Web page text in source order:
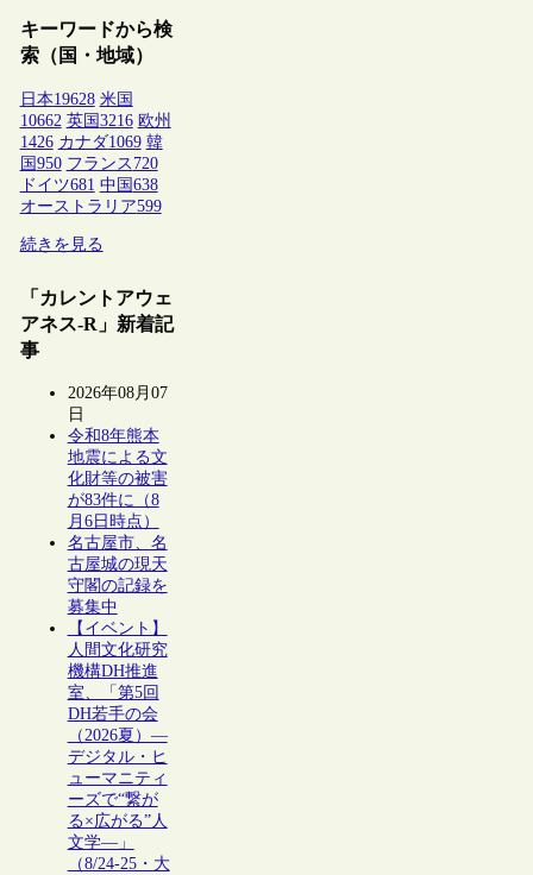
キーワードから検
索（国・地域）
日本19628 米国
10662 英国 3216 欧州
1426 カナダ1069 韓
国 950 フランス 720
ドイツ681 中国 638
オーストラリア599
続きを見る
「カレントアウェ
アネス-R」新着記
事
2026年08月07
日
令和8年熊本
地震による文
化財等の被害
が83件に（8
月6日時点）
名古屋市、名
古屋城の現天
守閣の記録を
募集中
【イベント】
人間文化研究
機構DH推進
室、「第5回
DH若手の会
（2026夏）―
デジタル・ヒ
ューマニティ
ーズで“繋が
る×広がる”人
文学―」
（8/24-25・大